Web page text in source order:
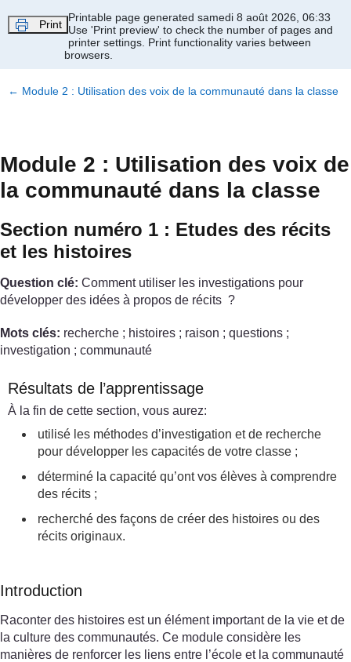
Print
Printable page generated samedi 8 août 2026, 06:33
Use 'Print preview' to check the number of pages and
printer settings. Print functionality varies between
browsers.
← Module 2 : Utilisation des voix de la communauté dans la classe
Module 2 : Utilisation des voix de
la communauté dans la classe
Section numéro 1 : Etudes des récits
et les histoires
Question clé: Comment utiliser les investigations pour
développer des idées à propos de récits ?
Mots clés: recherche ; histoires ; raison ; questions ;
investigation ; communauté
Résultats de l’apprentissage
À la fin de cette section, vous aurez:
utilisé les méthodes d’investigation et de recherche
pour développer les capacités de votre classe ;
déterminé la capacité qu’ont vos élèves à comprendre
des récits ;
recherché des façons de créer des histoires ou des
récits originaux.
Introduction
Raconter des histoires est un élément important de la vie et de
la culture des communautés. Ce module considère les
manières de renforcer les liens entre l’école et la communauté